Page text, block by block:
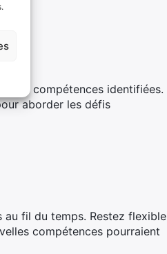
des compétences identifiées.
aborder les défis
fil du temps. Restez flexible
compétences pourraient